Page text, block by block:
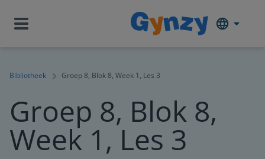
Bibliotheek Groep 8, Blok 8, Week 1, Les 3
Groep 8, Blok 8,
Week 1, Les 3